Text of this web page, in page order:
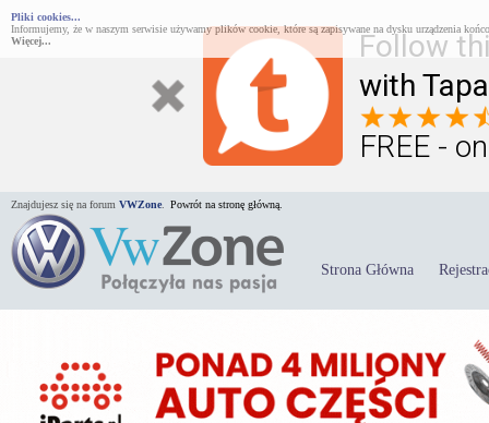
Follow
with
FREE -
Pliki cookies...
Informujemy, że w naszym serwisie używamy plików cookie, które są zapisywane na dysku urządzenia
Więcej...
Znajdujesz się na forum VWZone Powrót na stronę główną.
Strona Główna